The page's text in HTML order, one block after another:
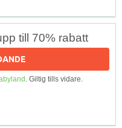
till 70% rabatt
. Giltig tills vidare.